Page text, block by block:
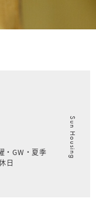
GW・夏季
日
Sun Housing